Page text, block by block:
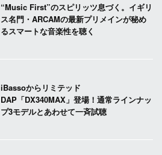
“Music First”のスピリッツ息づく。イギリ
ス名門・ARCAMの最新プリメインが秘め
るスマートな音楽性を聴く
iBassoからリミテッド
DAP「DX340MAX」登場！通常ラインナッ
プ3モデルとあわせて一斉試聴